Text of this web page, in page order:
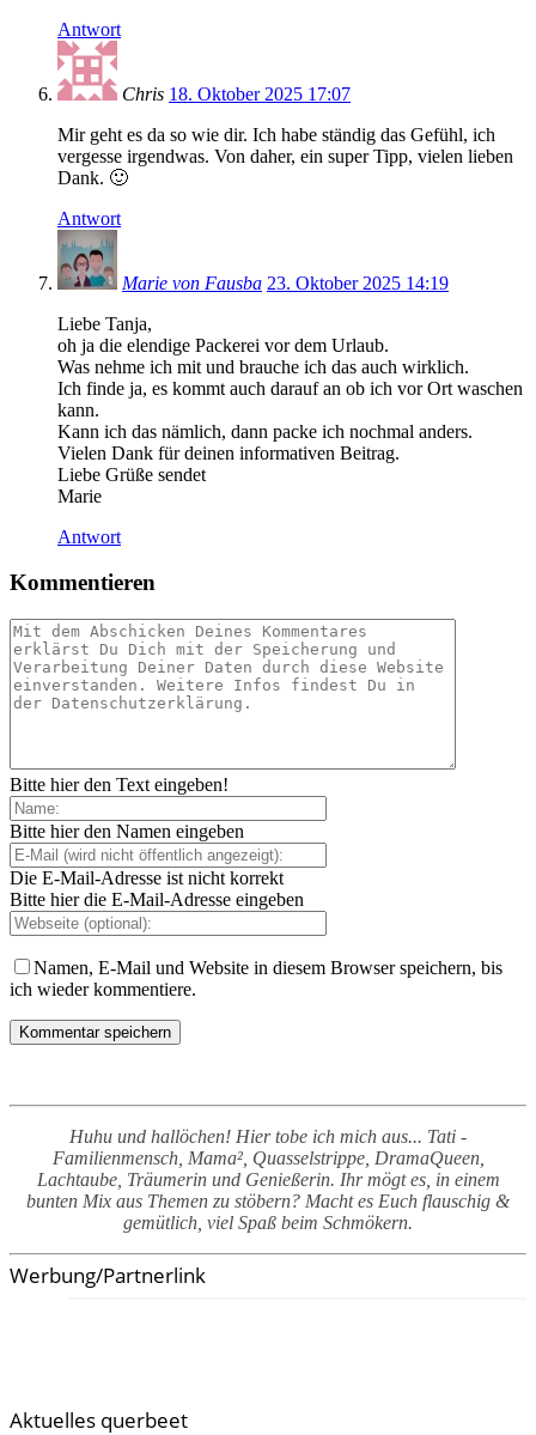
Antwort
Chris 18. Oktober 2025 17:07
Mir geht es da so wie dir. Ich habe ständig das Gefühl, ich
vergesse irgendwas. Von daher, ein super Tipp, vielen lieben
Dank. 🙂
Antwort
Marie von Fausba 23. Oktober 2025 14:19
Liebe Tanja,
oh ja die elendige Packerei vor dem Urlaub.
Was nehme ich mit und brauche ich das auch wirklich.
Ich finde ja, es kommt auch darauf an ob ich vor Ort waschen
kann.
Kann ich das nämlich, dann packe ich nochmal anders.
Vielen Dank für deinen informativen Beitrag.
Liebe Grüße sendet
Marie
Antwort
Kommentieren
Bitte hier den Text eingeben!
Bitte hier den Namen eingeben
Die E-Mail-Adresse ist nicht korrekt
Bitte hier die E-Mail-Adresse eingeben
Namen, E-Mail und Website in diesem Browser speichern, bis
ich wieder kommentiere.
Huhu und hallöchen! Hier tobe ich mich aus... Tati -
Familienmensch, Mama², Quasselstrippe, DramaQueen,
Lachtaube, Träumerin und Genießerin. Ihr mögt es, in einem
bunten Mix aus Themen zu stöbern? Macht es Euch flauschig &
gemütlich, viel Spaß beim Schmökern.
Werbung/Partnerlink
Aktuelles querbeet